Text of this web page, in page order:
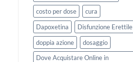
costo per dose
cura
Dapoxetina
Disfunzione Erettile
doppia azione
dosaggio
Dove Acquistare Online in